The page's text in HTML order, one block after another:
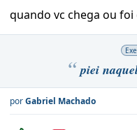
quando vc chega ou
piei
porGabriel Machado